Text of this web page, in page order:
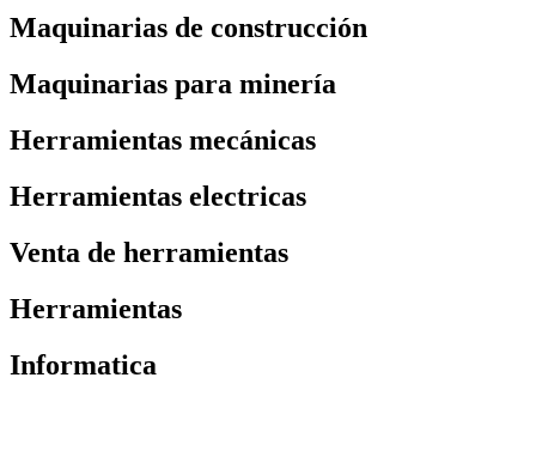
Maquinarias de construcción
Maquinarias para minería
Herramientas mecánicas
Herramientas electricas
Venta de herramientas
Herramientas
Informatica